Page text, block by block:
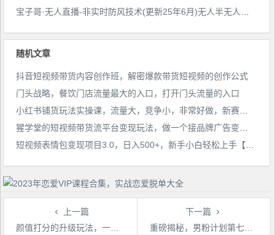
随机文章
抖音短视频带货内容创作班，解密爆款带货短视频的创作公式
门头‬战略，餐‮门饮‬店‮量流‬最‮的大‬入口，打开门头流量的入口
上一篇
颜值打分的升级玩法，一条作品4000+收藏，简单粗暴，收益巨高【揭秘】
下一篇
重磅揭秘，男粉计划第七代2023年8月全新玩法，更加适合新手